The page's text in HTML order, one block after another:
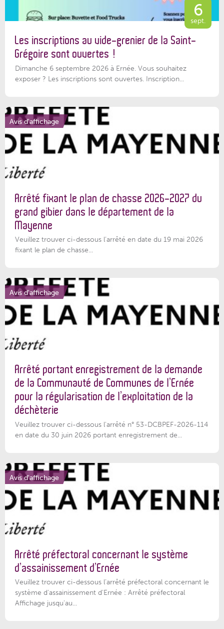
6
sept.
Les inscriptions au vide-grenier de la Saint-
Grégoire sont ouvertes !
Dimanche 6 septembre 2026 à Ernée. Vous souhaitez
exposer ? Les inscriptions sont ouvertes. Inscription...
Avis d'affichage
Arrêté fixant le plan de chasse 2026-2027 du
grand gibier dans le département de la
Mayenne
Veuillez trouver ci-dessous l’arrêté en date du 19 mai 2026
fixant le plan de chasse...
Avis d'affichage
Arrêté portant enregistrement de la demande
de la Communauté de Communes de l’Ernée
pour la régularisation de l’exploitation de la
déchèterie
Veuillez trouver ci-dessous l'arrêté n° 53-DCBPEF-2026-114
en date du 30 juin 2026 portant enregistrement de...
Avis d'affichage
Arrêté préfectoral concernant le système
d’assainissement d’Ernée
Veuillez trouver ci-dessous l’arrêté préfectoral concernant le
système d'assainissement d'Ernée : Arrêté préfectoral
Affichage jusqu'au...